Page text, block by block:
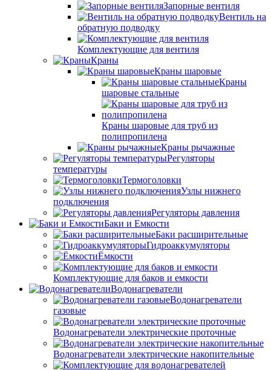
Запорные вентиля
Вентиль на
обратную подводку
Комплектующие для вентиля
Краны
Краны шаровые
Краны
шаровые стальные
Краны шаровые для труб из
полипропилена
Краны рычажные
Регуляторы
температуры
Термоголовки
Узлы нижнего
подключения
Регуляторы давления
Баки и Емкости
Баки расширительные
Гидроаккумуляторы
Ёмкости
Комплектующие для баков и емкости
Водонагреватели
Водонагреватели
газовые
Водонагреватели электрические проточные
Водонагреватели электрические накопительные